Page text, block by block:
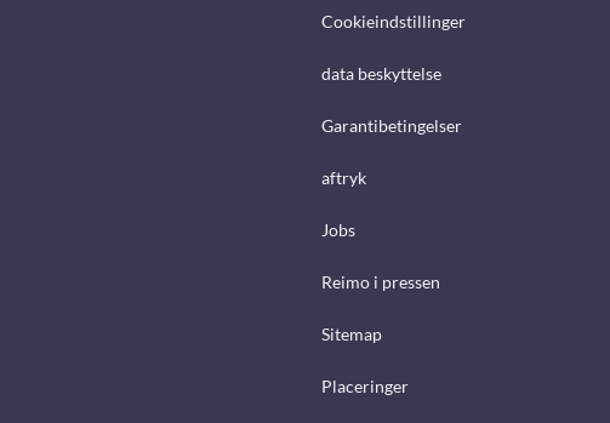
Cookieindstillinger
data beskyttelse
Garantibetingelser
aftryk
Jobs
Reimo i pressen
Sitemap
Placeringer